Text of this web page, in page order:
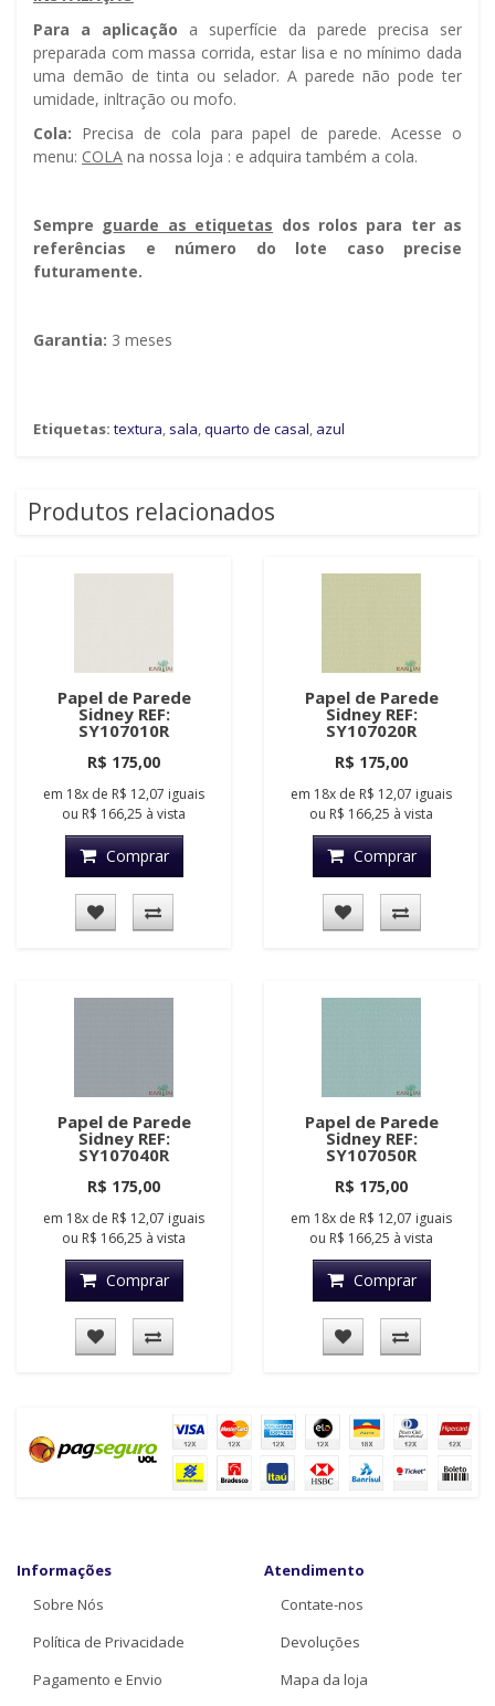
Para a aplicação a superfície da parede precisa ser
preparada com massa corrida, estar lisa e no mínimo dada
uma demão de tinta ou selador. A parede não pode ter
umidade, infiltração ou mofo.
Cola: Precisa de cola para papel de parede. Acesse o
menu: COLA na nossa loja : e adquira também a cola.
Sempre guarde as etiquetas dos rolos para ter as
referências e número do lote caso precise
futuramente.
Garantia: 3 meses
Etiquetas: textura, sala,quarto de casal, azul
Produtos relacionados
Papel de Parede
Sidney REF:
SY107010R
R$ 175,00
em 18x de R$ 12,07 iguais
ou R$ 166,25 à vista
Comprar
Papel de Parede
Sidney REF:
SY107020R
R$ 175,00
em 18x de R$ 12,07 iguais
ou R$ 166,25 à vista
Comprar
Papel de Parede
Sidney REF:
SY107040R
R$ 175,00
em 18x de R$ 12,07 iguais
ou R$ 166,25 à vista
Comprar
Papel de Parede
Sidney REF:
SY107050R
R$ 175,00
em 18x de R$ 12,07 iguais
ou R$ 166,25 à vista
Comprar
Informações
Sobre Nós
Política de Privacidade
Pagamento e Envio
Atendimento
Contate-nos
Devoluções
Mapa da loja